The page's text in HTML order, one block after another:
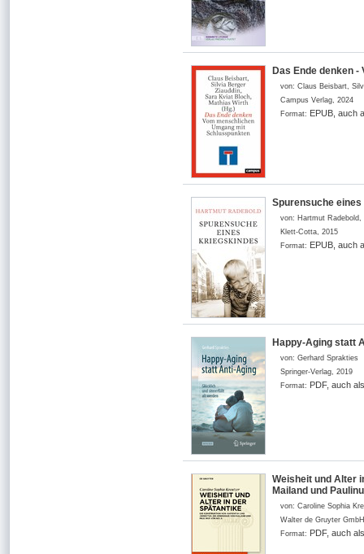
Das Ende denken
von: Claus Beisbart,
Campus Verlag, 2024
Format: EPUB, auch
Spurensuche
von: Hartmut Radebold,
Klett-Cotta, 2015
Format: EPUB, auch
Happy-Aging statt
von: Gerhard Sprakties
Springer-Verlag, 2019
Format: PDF, auch
Weisheit und Alter
Mailand und
von: Caroline Sophia
Walter de Gruyter
Format: PDF, auch